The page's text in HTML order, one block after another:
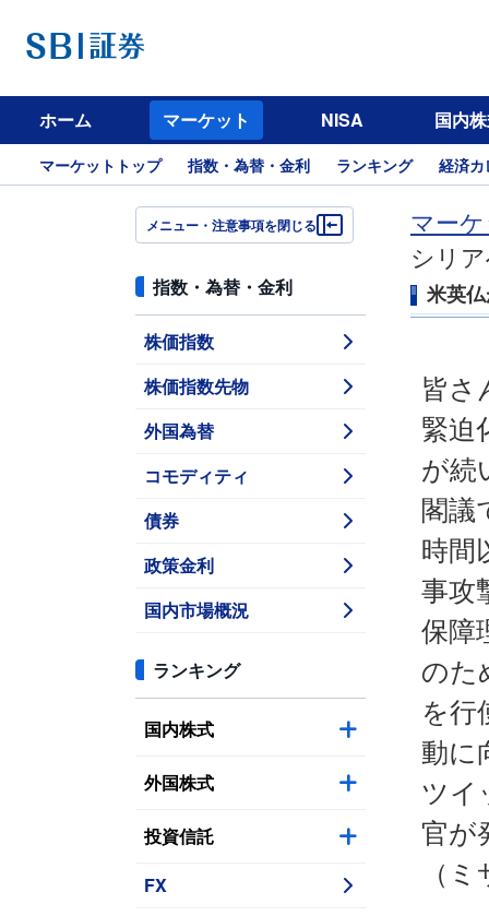
ホーム マーケット NISA 国内
マーケットトップ 指数・為替・金利 ランキング 経済
メニュー・注意事項を閉じる
指数・為替・金利
株価指数
株価指数先物
外国為替
コモディティ
債券
政策金利
国内市場概況
ランキング
国内株式
外国株式
投資信託
FX
マー
シリ
米英
皆さ
緊迫
が続
閣議
時間
事攻
保障
のた
を行
動に
ツイ
官が
（